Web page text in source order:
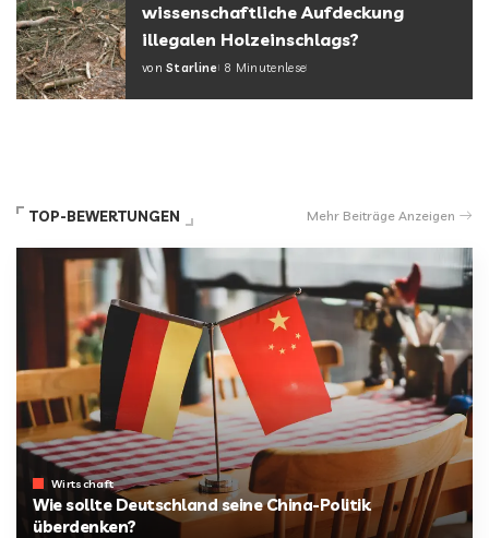
wissenschaftliche Aufdeckung
illegalen Holzeinschlags?
von Starline 8 Minutenlese
TOP-BEWERTUNGEN Mehr Beiträge Anzeigen
Wirtschaft
Wie sollte Deutschland seine China-Politik
überdenken?